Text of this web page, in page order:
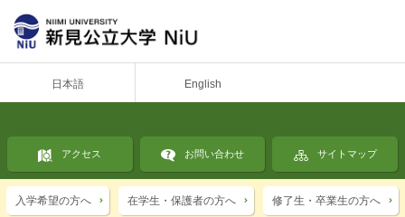
日本語 English
アクセス お問い合わせ サイトマップ
入学希望の方へ 在学生・保護者の方へ 修了生・卒業生の方へ